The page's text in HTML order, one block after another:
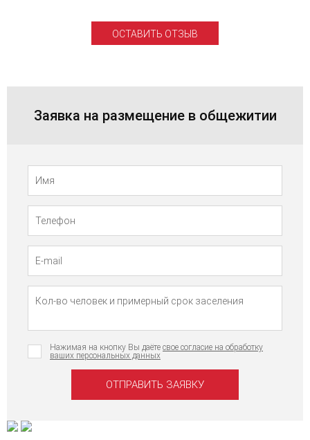
ОСТАВИТЬ ОТЗЫВ
Заявка на размещение в общежитии
Нажимая на кнопку Вы даёте свое согласие на обработку
ваших персональных данных